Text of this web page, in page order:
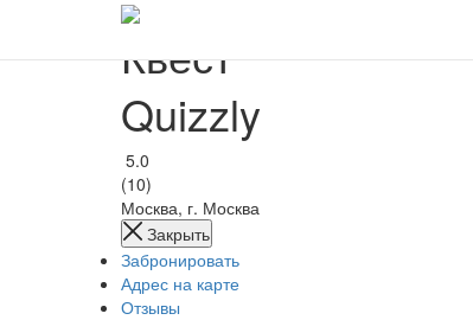
Квест
Quizzly
5.0
(10)
Москва, г. Москва
Закрыть
Забронировать
Адрес на карте
Отзывы